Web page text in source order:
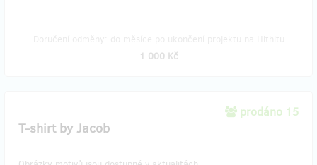
1 000 Kč
prodáno 15
T-shirt by Jacob